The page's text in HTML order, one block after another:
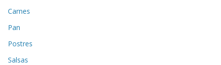
Carnes
Pan
Postres
Salsas